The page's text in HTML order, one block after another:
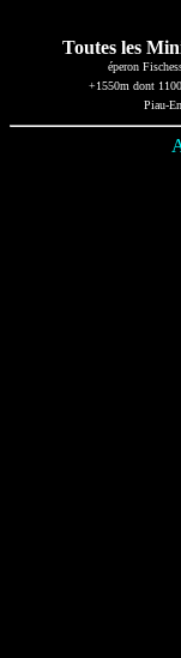
Toutes les
éperon
+1550m dont
Piau-